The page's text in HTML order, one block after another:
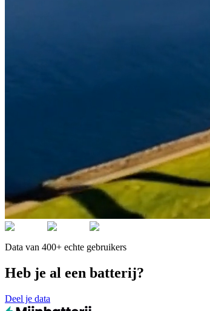
Data van 400+ echte gebruikers
Heb je al een batterij?
Deel je data